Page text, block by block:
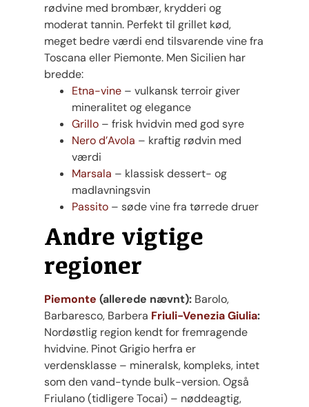
rødvine med brombær, krydderi og
moderat tannin. Perfekt til grillet kød,
meget bedre værdi end tilsvarende vine fra
Toscana eller Piemonte. Men Sicilien har
bredde:
Etna-vine – vulkansk terroir giver
mineralitet og elegance
Grillo – frisk hvidvin med god syre
Nero d’Avola – kraftig rødvin med
værdi
Marsala – klassisk dessert- og
madlavningsvin
Passito – søde vine fra tørrede druer
Andre vigtige
regioner
Piemonte (allerede nævnt): Barolo,
Barbaresco, Barbera Friuli-Venezia Giulia:
Nordøstlig region kendt for fremragende
hvidvine. Pinot Grigio herfra er
verdensklasse – mineralsk, kompleks, intet
som den vand-tynde bulk-version. Også
Friulano (tidligere Tocai) – nøddeagtig,